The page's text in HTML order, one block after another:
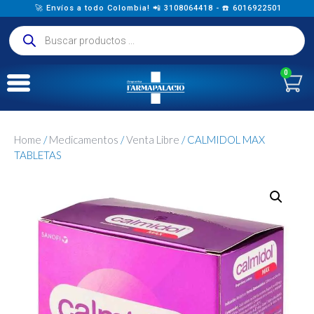
🚀 Envíos a todo Colombia! 📲 3108064418 - ☎️ 6016922501
0
Home /Medicamentos /Venta Libre / CALMIDOL MAX
TABLETAS